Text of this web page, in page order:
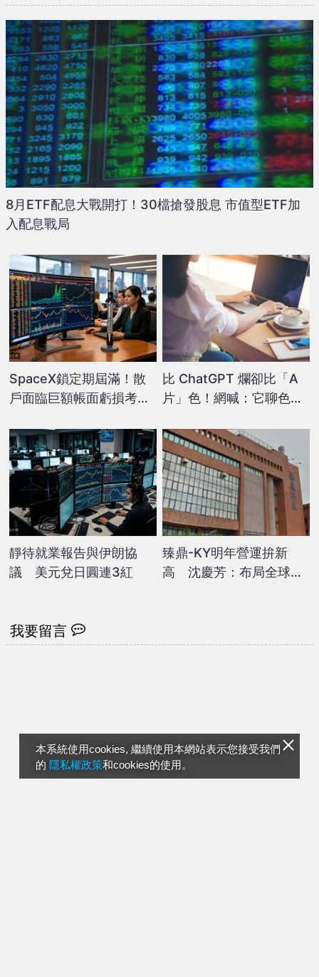
本系統使用cookies, 繼續使用本網站表示您接受我們
的 隱私權政策和cookies的使用。
8月ETF配息大戰開打！30檔搶發股息 市值型ETF加
入配息戰局
SpaceX鎖定期屆滿！散
戶面臨巨額帳面虧損考驗
比 ChatGPT 爛卻比「A
片」色！網喊：它聊色、
靜待就業報告與伊朗協
議 美元兌日圓連3紅
臻鼎-KY明年營運拚新
高 沈慶芳：布局全球發
我要留言